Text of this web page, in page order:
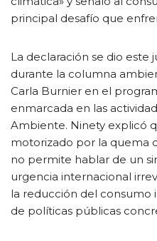
principal desafío que
La declaración se dio este
durante la columna
Carla Burnier en el
enmarcada en las
Ambiente. Ninety explicó
motorizado por la quema
no permite hablar de un
urgencia internacional
la reducción del consumo
de políticas públicas